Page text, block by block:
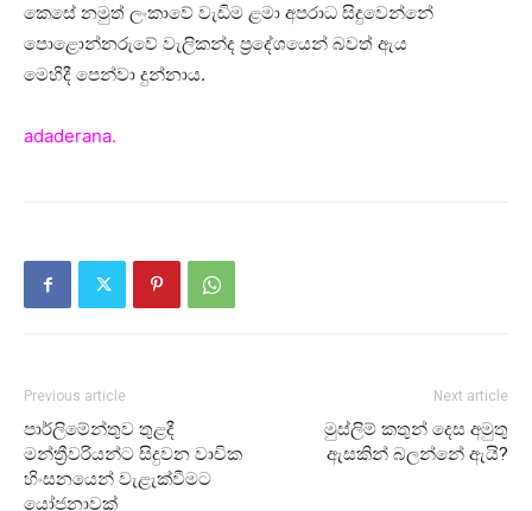
කෙසේ නමුත් ලංකාවේ වැඩිම ළමා අපරාධ සිදුවෙන්නේ
පොළොන්නරුවේ වැලිකන්ද ප්‍රදේශයෙන් බවත් ඇය
මෙහිදී පෙන්වා දුන්නාය.
adaderana.
Previous article
පාර්ලිමේන්තුව තුළදී
මන්ත්‍රීවරියන්ට සිදුවන වාචික
හිංසනයෙන් වැළැක්වීමට
යෝජනාවක්
Next article
මුස්ලිම් කතුන් දෙස අමුතු
ඇසකින් බලන්නේ ඇයි?